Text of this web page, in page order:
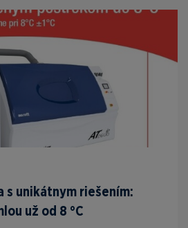
unikátnym riešením:
už od 8 °C